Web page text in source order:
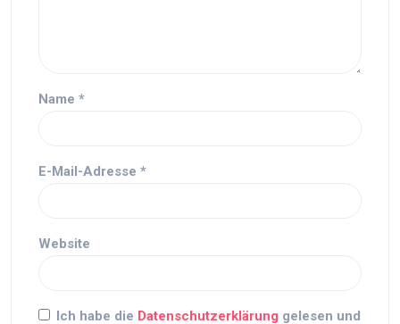
Name *
E-Mail-Adresse *
Website
Ich habe die Datenschutzerklärung gelesen und